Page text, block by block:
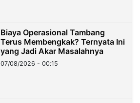
Biaya Operasional Tambang
Terus Membengkak? Ternyata Ini
yang Jadi Akar Masalahnya
07/08/2026 - 00:15